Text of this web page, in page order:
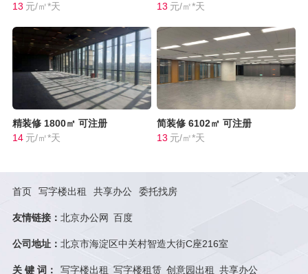
13 元/㎡*天
13 元/㎡*天
精装修 1800㎡ 可注册
14 元/㎡*天
简装修 6102㎡ 可注册
13 元/㎡*天
首页 写字楼出租 共享办公 委托找房
友情链接： 北京办公网 百度
公司地址： 北京市海淀区中关村智造大街C座216室
关 键 词： 写字楼出租 写字楼租赁 创意园出租 共享办公